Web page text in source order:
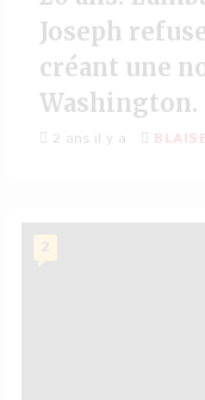
Joseph
créant une
2 ans il y a
2